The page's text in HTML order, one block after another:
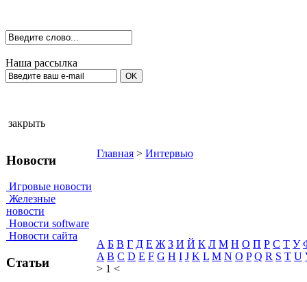
Наша рассылка
закрыть
Новости
Игровые новости
Железные
новости
Новости software
Новости сайта
Статьи
Главная > Интервью
А Б В Г Д Е Ж З И Й К Л М Н О П Р С Т У
A B C D E F G H I J K L M N O P Q R S T U
> 1 <